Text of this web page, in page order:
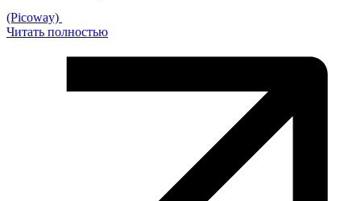
(Picoway)
Читать полностью